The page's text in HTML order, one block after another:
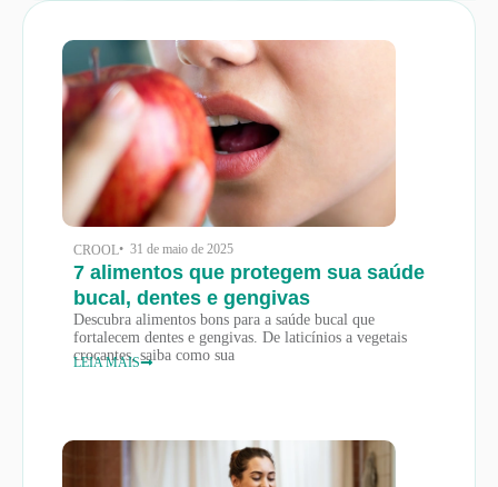
CROOL• 31 de maio de 2025
7 alimentos que protegem sua saúde
bucal, dentes e gengivas
Descubra alimentos bons para a saúde bucal que
fortalecem dentes e gengivas. De laticínios a vegetais
crocantes, saiba como sua
LEIA MAIS